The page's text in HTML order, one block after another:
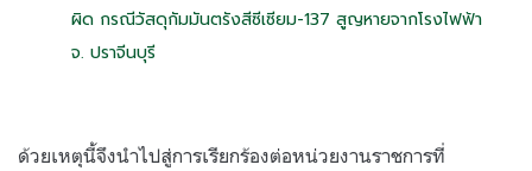
ผิด กรณีวัสดุกัมมันตรังสีซีเซียม-137 สูญหายจากโรงไฟฟ้า
จ. ปราจีนบุรี
ด้วยเหตุนี้จึงนำไปสู่การเรียกร้องต่อหน่วยงานราชการที่